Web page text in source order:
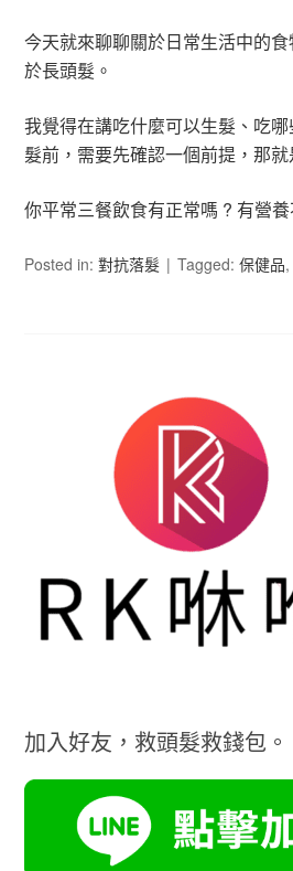
今天就來聊聊關於日常生活中的
於長頭髮。
我覺得在講吃什麼可以生髮、吃
髮前，需要先確認一個前提，那就
你平常三餐飲食有正常嗎 ? 有營
Posted in:對抗落髮 Tagged:保健品,
加入好友，救頭髮救錢包。